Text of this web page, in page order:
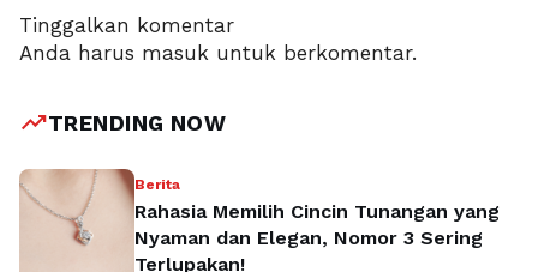
Tinggalkan komentar
Anda harus masuk untuk berkomentar.
trending_upTRENDING NOW
Berita
Rahasia Memilih Cincin Tunangan yang
Nyaman dan Elegan, Nomor 3 Sering
Terlupakan!